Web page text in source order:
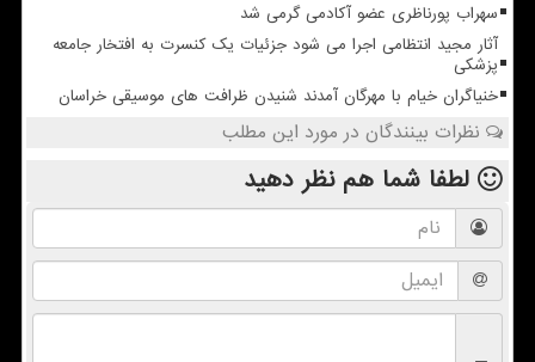
سهراب پورناظری عضو آکادمی گرمی شد
آثار مجید انتظامی اجرا می شود جزئیات یک کنسرت به افتخار جامعه
پزشکی
خنیاگران خیام با مهرگان آمدند شنیدن ظرافت های موسیقی خراسان
نظرات بینندگان در مورد این مطلب
لطفا شما همنظر دهید